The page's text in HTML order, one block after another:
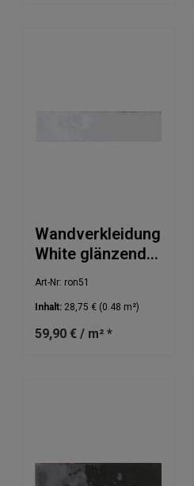
Wandverkleidung
White glänzend
6x25cm
Art-Nr: ron51
Inhalt: 28,75 € (0.48 m²)
59,90 € / m² *